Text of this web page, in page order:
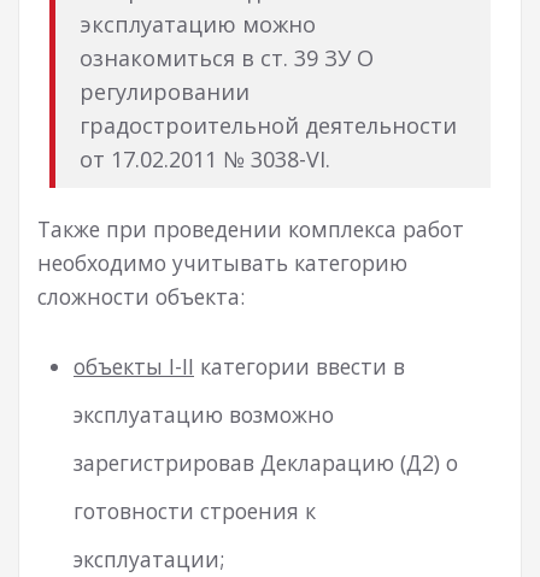
эксплуатацию можно
ознакомиться в ст. 39 ЗУ О
регулировании
градостроительной деятельности
от 17.02.2011 № 3038-VI.
Также при проведении комплекса работ
необходимо учитывать категорию
сложности объекта:
объекты І-ІІ категории ввести в
эксплуатацию возможно
зарегистрировав Декларацию (Д2) о
готовности строения к
эксплуатации;